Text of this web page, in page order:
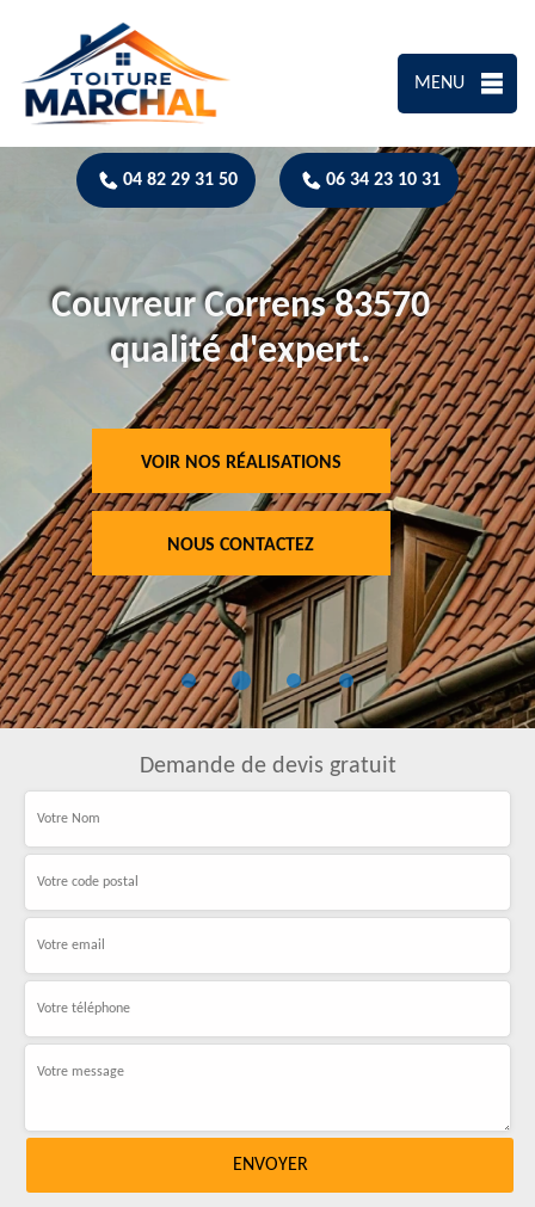
MENU
04 82 29 31 50 06 34 23 10 31
Couvreur Correns 83570
qualité d'expert.
VOIR NOS RÉALISATIONS
NOUS CONTACTEZ
Demande de devis gratuit